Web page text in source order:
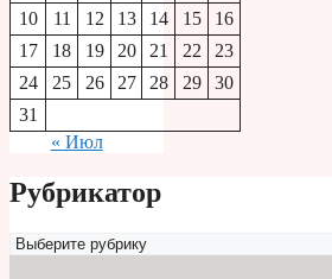
10
11 12 13 14 15
16
17
18 19 20 21 22
23
24
25 26 27 28 29
30
31
« Июл
Рубрикатор
Рубрикатор